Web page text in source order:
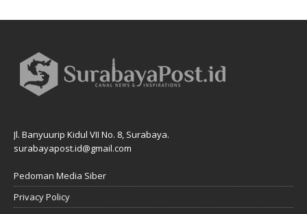
Jl. Banyuurip Kidul VII No. 8, Surabaya.
surabayapost.id@gmail.com
Pedoman Media Siber
Privacy Policy